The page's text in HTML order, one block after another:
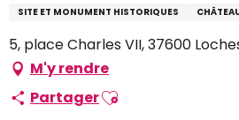
SITE ET MONUMENT HISTORIQUES
5, place Charles VII, 37600
M'y rendre
PartagerAjouter aux favoris